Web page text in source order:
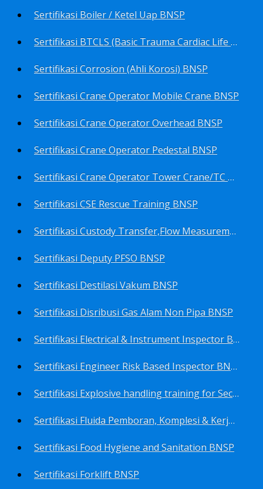
Sertifikasi Boiler / Ketel Uap BNSP
Sertifikasi BTCLS (Basic Trauma Cardiac Life Support) BNSP
Sertifikasi Corrosion (Ahli Korosi) BNSP
Sertifikasi Crane Operator Mobile Crane BNSP
Sertifikasi Crane Operator Overhead BNSP
Sertifikasi Crane Operator Pedestal BNSP
Sertifikasi Crane Operator Tower Crane/TC BNSP
Sertifikasi CSE Rescue Training BNSP
Sertifikasi Custody Transfer,Flow Measurement&Flow Meter (Harga Khusus) BNSP
Sertifikasi Deputy PFSO BNSP
Sertifikasi Destilasi Vakum BNSP
Sertifikasi Disribusi Gas Alam Non Pipa BNSP
Sertifikasi Electrical & Instrument Inspector BNSP
Sertifikasi Engineer Risk Based Inspector BNSP
Sertifikasi Explosive handling training for Security staffs BNSP
Sertifikasi Fluida Pemboran, Komplesi & Kerja Ulang Sumur BNSP
Sertifikasi Food Hygiene and Sanitation BNSP
Sertifikasi Forklift BNSP